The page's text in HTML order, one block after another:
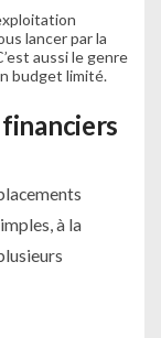
lancer par la
aussi le genre
budget limité.
à la